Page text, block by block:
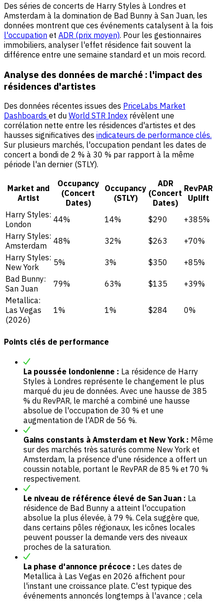
Des séries de concerts de Harry Styles à Londres et
Amsterdam à la domination de Bad Bunny à San Juan, les
données montrent que ces événements catalysent à la fois
l'occupation et ADR (prix moyen). Pour les gestionnaires
immobiliers, analyser l'effet résidence fait souvent la
différence entre une semaine standard et un mois record.
Analyse des données de marché : l'impact des
résidences d'artistes
Des données récentes issues des PriceLabs Market
Dashboards et du World STR Index révèlent une
corrélation nette entre les résidences d'artistes et des
hausses significatives des indicateurs de performance clés.
Sur plusieurs marchés, l'occupation pendant les dates de
concert a bondi de 2 % à 30 % par rapport à la même
période l'an dernier (STLY).
Market and
Artist
Occupancy
(Concert
Dates)
Occupancy
(STLY)
ADR
(Concert
Dates)
RevPAR
Uplift
Harry Styles:
London
44% 14% $290
+385%
Harry Styles:
Amsterdam
48% 32% $263
+70%
Harry Styles:
New York
5% 3% $350
+85%
Bad Bunny:
San Juan
79% 63% $135
+39%
Metallica:
Las Vegas
(2026)
1% 1% $284 0%
Points clés de performance
La poussée londonienne : La résidence de Harry
Styles à Londres représente le changement le plus
marqué du jeu de données. Avec une hausse de 385
% du RevPAR, le marché a combiné une hausse
absolue de l'occupation de 30 % et une
augmentation de l'ADR de 56 %.
Gains constants à Amsterdam et New York : Même
sur des marchés très saturés comme New York et
Amsterdam, la présence d'une résidence a offert un
coussin notable, portant le RevPAR de 85 % et 70 %
respectivement.
Le niveau de référence élevé de San Juan : La
résidence de Bad Bunny a atteint l'occupation
absolue la plus élevée, à 79 %. Cela suggère que,
dans certains pôles régionaux, les icônes locales
peuvent pousser la demande vers des niveaux
proches de la saturation.
La phase d'annonce précoce : Les dates de
Metallica à Las Vegas en 2026 affichent pour
l'instant une croissance plate. C'est typique des
événements annoncés longtemps à l'avance ; cela